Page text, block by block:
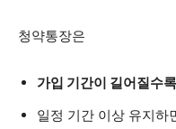
청약통장은
가입 기간이 길어질수록
일정 기간 이상 유지하